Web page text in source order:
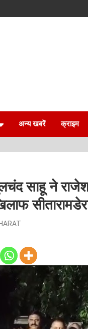
अन्य खबरें क्राइम
साहू ने